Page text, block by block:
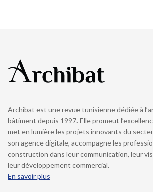
Archibat est une revue tunisienne dédiée à
bâtiment depuis 1997. Elle promeut
met en lumière les projets innovants du
son agence digitale, accompagne les
construction dans leur communication, leur
leur développement commercial.
En savoir plus